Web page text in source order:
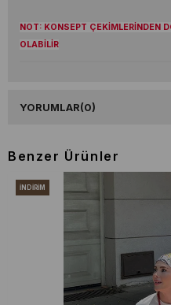
NOT: KONSEPT ÇEKİMLERİNDEN
OLABİLİR
YORUMLAR(0)
Benzer Ürünler
İNDIRIM